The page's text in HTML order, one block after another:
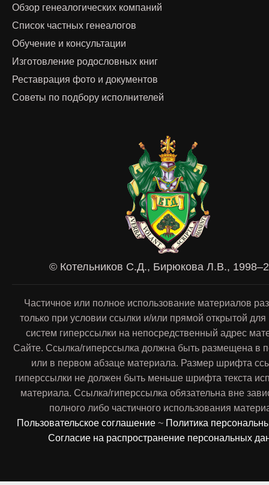
Обзор генеалогических компаний
Список частных генеалогов
Обучение и консультации
Изготовление родословных книг
Реставрация фото и документов
Советы по подбору исполнителей
© Котельников С.Д., Бирюкова Л.В.,
Частичное или полное использование материалов
только при условии ссылки и/или прямой открытой
систем гиперссылки на непосредственный адрес
Сайте. Ссылка/гиперссылка должна быть размещена в
или в первом абзаце материала. Размер шрифта
гиперссылки не должен быть меньше шрифта текста
материала. Ссылка/гиперссылка обязательна вне
полного либо частичного использования
Пользовательское соглашение ~ Политика
Согласие на распространение персональных